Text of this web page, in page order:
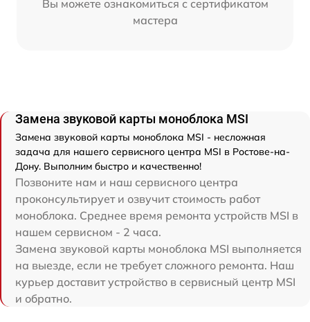
Вы можете ознакомиться с сертификатом
мастера
Замена звуковой карты моноблока MSI
Замена звуковой карты моноблока MSI - несложная
задача для нашего сервисного центра MSI в Ростове-на-
Дону. Выполним быстро и качественно!
Позвоните нам и наш сервисного центра
проконсультирует и озвучит стоимость работ
моноблока. Среднее время ремонта устройств MSI в
нашем сервисном - 2 часа.
Замена звуковой карты моноблока MSI выполняется
на выезде, если не требует сложного ремонта. Наш
курьер доставит устройство в сервисный центр MSI
и обратно.